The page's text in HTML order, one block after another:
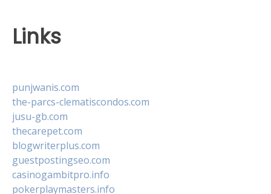
Links
punjwanis.com
the-parcs-clematiscondos.com
jusu-gb.com
thecarepet.com
blogwriterplus.com
guestpostingseo.com
casinogambitpro.info
pokerplaymasters.info